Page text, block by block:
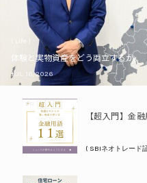
体験と実物資産をどう両立するか。
JUL. 16, 2026
PR
( SBIネオトレード